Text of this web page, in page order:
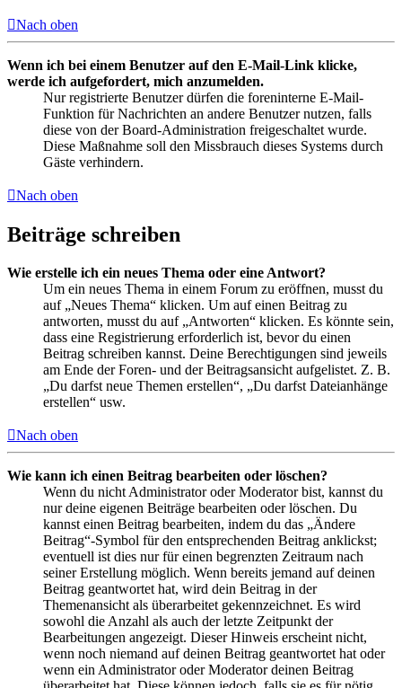
Nach oben
Wenn ich bei einem Benutzer auf den E-Mail-Link klicke,
werde ich aufgefordert, mich anzumelden.
Nur registrierte Benutzer dürfen die foreninterne E-Mail-
Funktion für Nachrichten an andere Benutzer nutzen, falls
diese von der Board-Administration freigeschaltet wurde.
Diese Maßnahme soll den Missbrauch dieses Systems durch
Gäste verhindern.
Nach oben
Beiträge schreiben
Wie erstelle ich ein neues Thema oder eine Antwort?
Um ein neues Thema in einem Forum zu eröffnen, musst du
auf „Neues Thema“ klicken. Um auf einen Beitrag zu
antworten, musst du auf „Antworten“ klicken. Es könnte sein,
dass eine Registrierung erforderlich ist, bevor du einen
Beitrag schreiben kannst. Deine Berechtigungen sind jeweils
am Ende der Foren- und der Beitragsansicht aufgelistet. Z. B.
„Du darfst neue Themen erstellen“, „Du darfst Dateianhänge
erstellen“ usw.
Nach oben
Wie kann ich einen Beitrag bearbeiten oder löschen?
Wenn du nicht Administrator oder Moderator bist, kannst du
nur deine eigenen Beiträge bearbeiten oder löschen. Du
kannst einen Beitrag bearbeiten, indem du das „Ändere
Beitrag“-Symbol für den entsprechenden Beitrag anklickst;
eventuell ist dies nur für einen begrenzten Zeitraum nach
seiner Erstellung möglich. Wenn bereits jemand auf deinen
Beitrag geantwortet hat, wird dein Beitrag in der
Themenansicht als überarbeitet gekennzeichnet. Es wird
sowohl die Anzahl als auch der letzte Zeitpunkt der
Bearbeitungen angezeigt. Dieser Hinweis erscheint nicht,
wenn noch niemand auf deinen Beitrag geantwortet hat oder
wenn ein Administrator oder Moderator deinen Beitrag